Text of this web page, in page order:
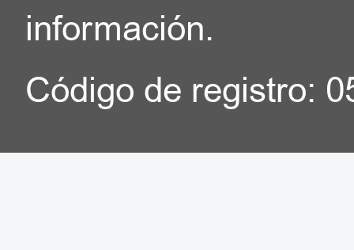
información.
Código de registro: